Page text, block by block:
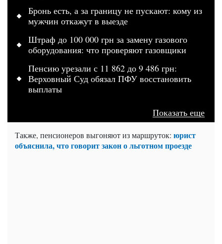
Бронь есть, а за границу не пускают: кому из
мужчин откажут в выезде
Штраф до 100 000 грн за замену газового
оборудования: что проверяют газовщики
Пенсию урезали с 11 862 до 9 486 грн:
Верховный Суд обязал ПФУ восстановить
выплаты
Показать еще
Также, пенсионеров выгоняют из маршруток: юрист
объяснила, что говорит закон о льготном проезде